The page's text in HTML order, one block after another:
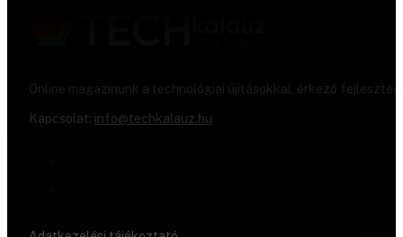
Online magazinunk a technológiai újításokkal, érkező
Kapcsolat: info@techkalauz.hu